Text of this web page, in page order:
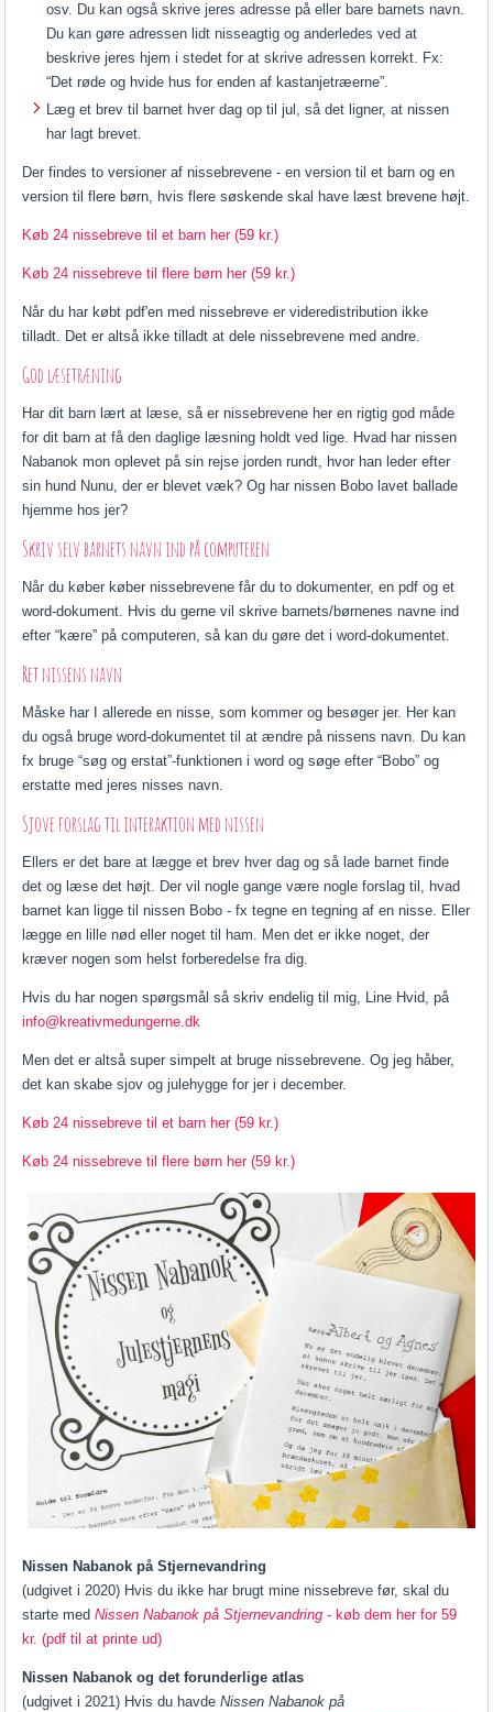
osv. Du kan også skrive jeres adresse på eller bare barnets navn.
Du kan gøre adressen lidt nisseagtig og anderledes ved at
beskrive jeres hjem i stedet for at skrive adressen korrekt. Fx:
“Det røde og hvide hus for enden af kastanjetræerne”.
Læg et brev til barnet hver dag op til jul, så det ligner, at nissen
har lagt brevet.
Der findes to versioner af nissebrevene - en version til et barn og en
version til flere børn, hvis flere søskende skal have læst brevene højt.
Køb 24 nissebreve til et barn her (59 kr.)
Køb 24 nissebreve til flere børn her (59 kr.)
Når du har købt pdf'en med nissebreve er videredistribution ikke
tilladt. Det er altså ikke tilladt at dele nissebrevene med andre.
God læsetræning
Har dit barn lært at læse, så er nissebrevene her en rigtig god måde
for dit barn at få den daglige læsning holdt ved lige. Hvad har nissen
Nabanok mon oplevet på sin rejse jorden rundt, hvor han leder efter
sin hund Nunu, der er blevet væk? Og har nissen Bobo lavet ballade
hjemme hos jer?
Skriv selv barnets navn ind på computeren
Når du køber køber nissebrevene får du to dokumenter, en pdf og et
word-dokument. Hvis du gerne vil skrive barnets/børnenes navne ind
efter “kære” på computeren, så kan du gøre det i word-dokumentet.
Ret nissens navn
Måske har I allerede en nisse, som kommer og besøger jer. Her kan
du også bruge word-dokumentet til at ændre på nissens navn. Du kan
fx bruge “søg og erstat”-funktionen i word og søge efter “Bobo” og
erstatte med jeres nisses navn.
Sjove forslag til interaktion med nissen
Ellers er det bare at lægge et brev hver dag og så lade barnet finde
det og læse det højt. Der vil nogle gange være nogle forslag til, hvad
barnet kan ligge til nissen Bobo - fx tegne en tegning af en nisse. Eller
lægge en lille nød eller noget til ham. Men det er ikke noget, der
kræver nogen som helst forberedelse fra dig.
Hvis du har nogen spørgsmål så skriv endelig til mig, Line Hvid, på
info@kreativmedungerne.dk
Men det er altså super simpelt at bruge nissebrevene. Og jeg håber,
det kan skabe sjov og julehygge for jer i december.
Køb 24 nissebreve til et barn her (59 kr.)
Køb 24 nissebreve til flere børn her (59 kr.)
Nissen Nabanok på Stjernevandring
(udgivet i 2020) Hvis du ikke har brugt mine nissebreve før, skal du
starte medNissen Nabanok på Stjernevandring - køb dem her for 59
kr. (pdf til at printe ud)
Nissen Nabanok og det forunderlige atlas
(udgivet i 2021) Hvis du havdeNissen Nabanok på